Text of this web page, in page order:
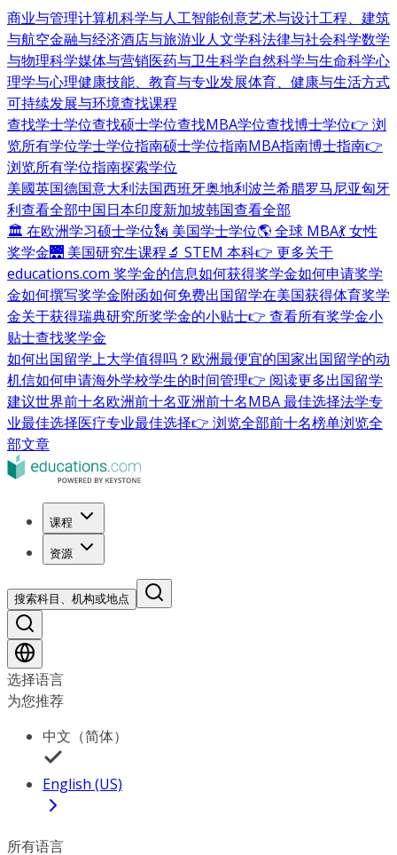
商业与管理计算机科学与人工智能创意艺术与设计工程、建筑
与航空金融与经济酒店与旅游业人文学科法律与社会科学数学
与物理科学媒体与营销医药与卫生科学自然科学与生命科学心
理学与心理健康技能、教育与专业发展体育、健康与生活方式
可持续发展与环境查找课程
查找学士学位查找硕士学位查找MBA学位查找博士学位👉 浏
览所有学位学士学位指南硕士学位指南MBA指南博士指南👉
浏览所有学位指南探索学位
美國英国德国意大利法国西班牙奥地利波兰希腊罗马尼亚匈牙
利查看全部中国日本印度新加坡韩国查看全部
🏛 在欧洲学习硕士学位🗽 美国学士学位🌎 全球 MBA💃 女性
奖学金🌉 美国研究生课程🔬 STEM 本科👉 更多关于
educations.com 奖学金的信息如何获得奖学金如何申请奖学
金如何撰写奖学金附函如何免费出国留学在美国获得体育奖学
金关于获得瑞典研究所奖学金的小贴士👉 查看所有奖学金小
贴士查找奖学金
如何出国留学上大学值得吗？ 欧洲最便宜的国家出国留学的动
机信如何申请海外学校学生的时间管理👉 阅读更多出国留学
建议世界前十名欧洲前十名亚洲前十名MBA 最佳选择法学专
业最佳选择医疗专业最佳选择👉 浏览全部前十名榜单浏览全
部文章
课程
资源
搜索科目、机构或地点
选择语言
为您推荐
中文（简体）
English (US)
所有语言